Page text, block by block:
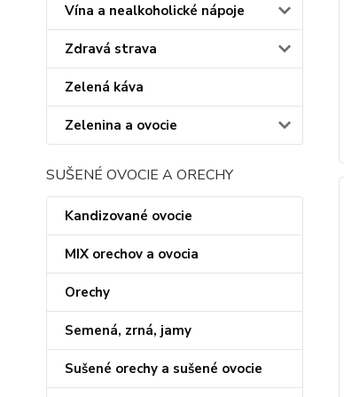
Vína a nealkoholické nápoje
Zdravá strava
Zelená káva
Zelenina a ovocie
SUŠENÉ OVOCIE A ORECHY
Kandizované ovocie
MIX orechov a ovocia
Orechy
Semená, zrná, jamy
Sušené orechy a sušené ovocie